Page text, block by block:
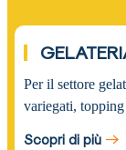
Per il settore
variegati,
Scopri di più